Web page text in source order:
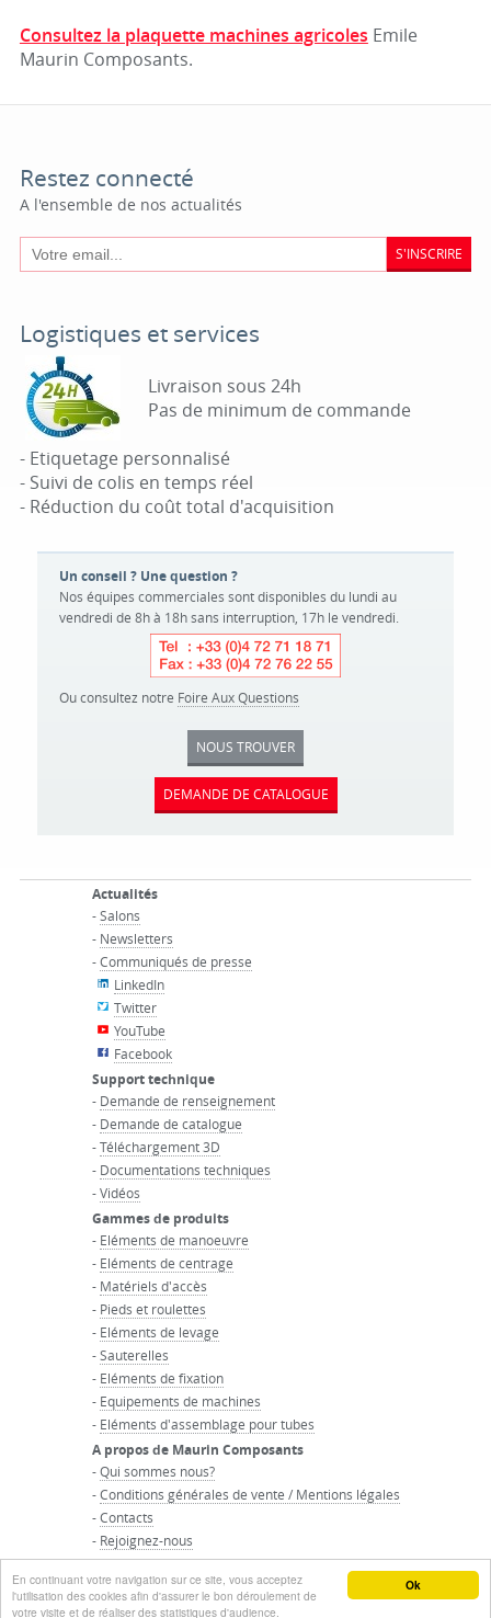
Ok
En continuant votre navigation sur ce site, vous acceptez
l'utilisation des cookies afin d'assurer le bon déroulement de
votre visite et de réaliser des statistiques d'audience.
Consultez la plaquette machines agricoles Emile
Maurin Composants.
Restez connecté
A l'ensemble de nos actualités
S'INSCRIRE
Logistiques et services
Livraison sous 24h
Pas de minimum de commande
- Etiquetage personnalisé
- Suivi de colis en temps réel
- Réduction du coût total d'acquisition
Un conseil ? Une question ?
Nos équipes commerciales sont disponibles du lundi au
vendredi de 8h à 18h sans interruption, 17h le vendredi.
Ou consultez notre Foire Aux Questions
NOUS TROUVER
DEMANDE DE CATALOGUE
Actualités
-Salons
- Newsletters
-Communiqués de presse
LinkedIn
Twitter
YouTube
Facebook
Support technique
- Demande de renseignement
- Demande de catalogue
-Téléchargement 3D
- Documentations techniques
-Vidéos
Gammes de produits
- Eléments de manoeuvre
- Eléments de centrage
- Matériels d'accès
- Pieds et roulettes
- Eléments de levage
-Sauterelles
- Eléments de fixation
- Equipements de machines
- Eléments d'assemblage pour tubes
A propos de Maurin Composants
-Qui sommes nous?
-Conditions générales de vente / Mentions légales
-Contacts
- Rejoignez-nous
-Accueil du groupe Maurin
© GROUPE MAURIN - Tous droits réservés